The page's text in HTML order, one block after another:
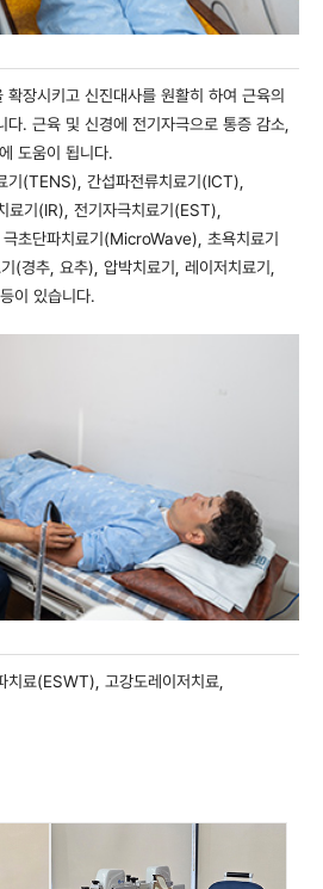
확장시키고 신진대사를 원활히 하여 근육의
다. 근육 및 신경에 전기자극으로 통증 감소,
도움이 됩니다.
기(TENS), 간섭파전류치료기(ICT),
료기(IR), 전기자극치료기(EST),
초단파치료기(MicroWave), 초욕치료기
경추, 요추), 압박치료기, 레이저치료기,
이 있습니다.
치료(ESWT), 고강도레이저치료,